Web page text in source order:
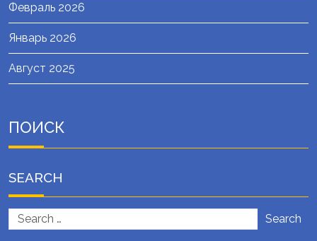
Февраль 2026
Январь 2026
Август 2025
ПОИСК
SEARCH
Search